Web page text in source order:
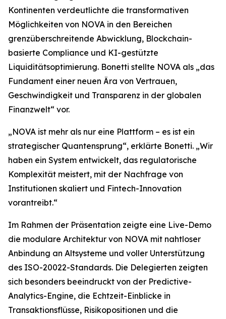
Kontinenten verdeutlichte die transformativen
Möglichkeiten von NOVA in den Bereichen
grenzüberschreitende Abwicklung, Blockchain-
basierte Compliance und KI-gestützte
Liquiditätsoptimierung. Bonetti stellte NOVA als „das
Fundament einer neuen Ära von Vertrauen,
Geschwindigkeit und Transparenz in der globalen
Finanzwelt“ vor.
„NOVA ist mehr als nur eine Plattform – es ist ein
strategischer Quantensprung“, erklärte Bonetti. „Wir
haben ein System entwickelt, das regulatorische
Komplexität meistert, mit der Nachfrage von
Institutionen skaliert und Fintech-Innovation
vorantreibt.“
Im Rahmen der Präsentation zeigte eine Live-Demo
die modulare Architektur von NOVA mit nahtloser
Anbindung an Altsysteme und voller Unterstützung
des ISO-20022-Standards. Die Delegierten zeigten
sich besonders beeindruckt von der Predictive-
Analytics-Engine, die Echtzeit-Einblicke in
Transaktionsflüsse, Risikopositionen und die